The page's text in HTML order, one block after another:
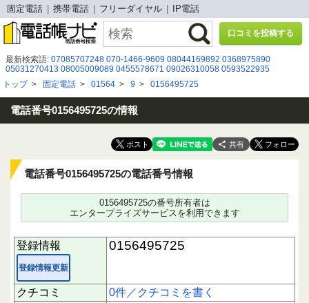
固定電話 携帯電話 フリーダイヤル IP電話
口コミを投稿する
最新検索語: 07085707248 070-1466-9609 08044169892 0368975890
05031270413 08005009089 0455578671 09026310058 0593522935
0197610222
05054970860
0120519030 0120131500 0455486791 080 8047 9298
080-8088-4576 090-6813-3318 0120860098 080 2902 1458 0120 929 090
09075731428
トップ> 固定電話 > 01564 > 9 > 0156495725
電話番号0156495725の情報
共有
電話番号0156495725の電話番号情報
0156495725の番号所有者は
エンタープライズサービスを利用できます
登録情報
登録情報更新
0156495725
クチコミ
0件／クチコミを書く